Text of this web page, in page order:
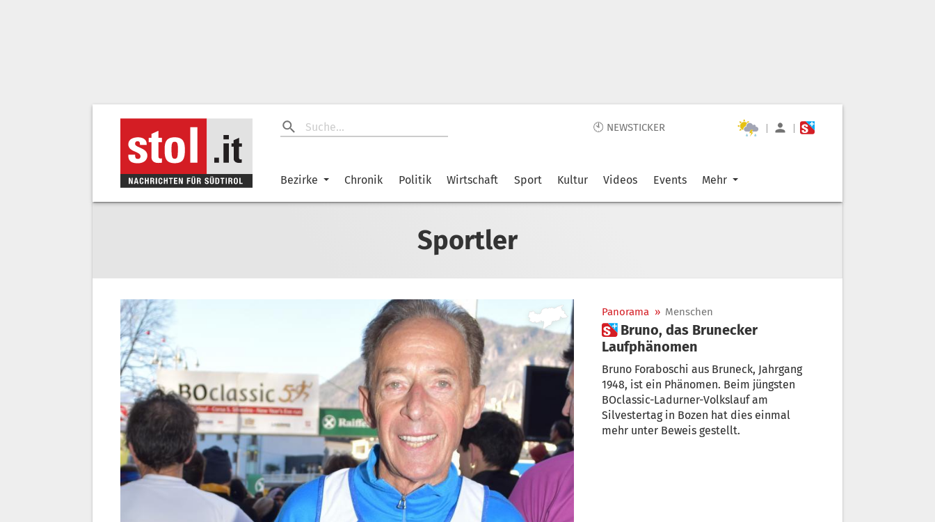
🕙 NEWSTICKER | |
Bezirke Chronik Politik Wirtschaft Sport Kultur Videos Events Mehr
Sportler
Panorama » Menschen
 Bruno, das Brunecker
Laufphänomen
Bruno Foraboschi aus Bruneck, Jahrgang
1948, ist ein Phänomen. Beim jüngsten
BOclassic-Ladurner-Volkslauf am
Silvestertag in Bozen hat dies einmal
mehr unter Beweis gestellt.